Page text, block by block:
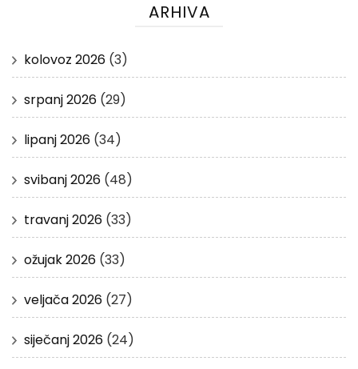
ARHIVA
kolovoz 2026 (3)
srpanj 2026 (29)
lipanj 2026 (34)
svibanj 2026 (48)
travanj 2026 (33)
ožujak 2026 (33)
veljača 2026 (27)
siječanj 2026 (24)